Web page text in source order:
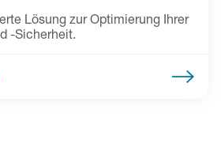
Lösung zur Optimierung Ihrer
-Sicherheit.